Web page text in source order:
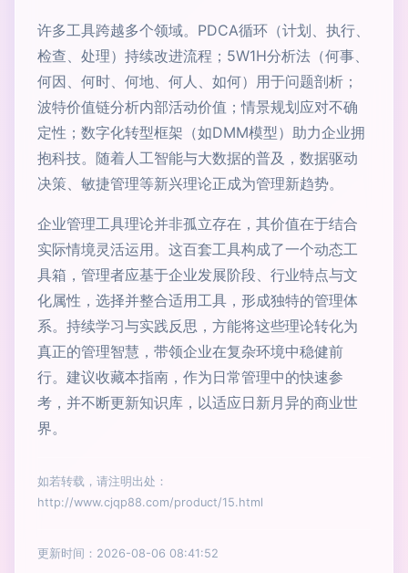
许多工具跨越多个领域。PDCA循环（计划、执行、
检查、处理）持续改进流程；5W1H分析法（何事、
何因、何时、何地、何人、如何）用于问题剖析；
波特价值链分析内部活动价值；情景规划应对不确
定性；数字化转型框架（如DMM模型）助力企业拥
抱科技。随着人工智能与大数据的普及，数据驱动
决策、敏捷管理等新兴理论正成为管理新趋势。
企业管理工具理论并非孤立存在，其价值在于结合
实际情境灵活运用。这百套工具构成了一个动态工
具箱，管理者应基于企业发展阶段、行业特点与文
化属性，选择并整合适用工具，形成独特的管理体
系。持续学习与实践反思，方能将这些理论转化为
真正的管理智慧，带领企业在复杂环境中稳健前
行。建议收藏本指南，作为日常管理中的快速参
考，并不断更新知识库，以适应日新月异的商业世
界。
如若转载，请注明出处：
http://www.cjqp88.com/product/15.html
更新时间：2026-08-06 08:41:52